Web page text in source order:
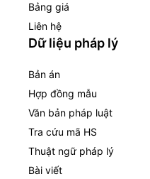
Bảng giá
Liên hệ
Dữ liệu pháp lý
Bản án
Hợp đồng mẫu
Văn bản pháp luật
Tra cứu mã HS
Thuật ngữ pháp lý
Bài viết